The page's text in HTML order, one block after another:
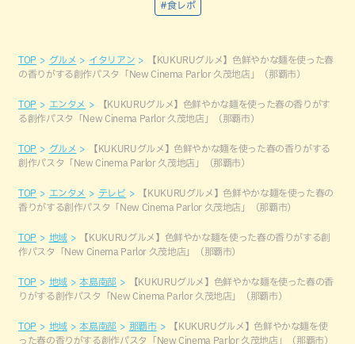
#食レポ
TOP グルメ イタリアン
【KUKURUグルメ】色鮮やかな麺を使った春
の香りがする創作パスタ「New Cinema Parlor 久茂地店」（那覇市）
TOP エンタメ
【KUKURUグルメ】色鮮やかな麺を使った春の香りがす
る創作パスタ「New Cinema Parlor 久茂地店」（那覇市）
TOP グルメ
【KUKURUグルメ】色鮮やかな麺を使った春の香りがする
創作パスタ「New Cinema Parlor 久茂地店」（那覇市）
TOP エンタメ テレビ
【KUKURUグルメ】色鮮やかな麺を使った春の
香りがする創作パスタ「New Cinema Parlor 久茂地店」（那覇市）
TOP 地域
【KUKURUグルメ】色鮮やかな麺を使った春の香りがする創
作パスタ「New Cinema Parlor 久茂地店」（那覇市）
TOP 地域 本島南部
【KUKURUグルメ】色鮮やかな麺を使った春の香
りがする創作パスタ「New Cinema Parlor 久茂地店」（那覇市）
TOP 地域 本島南部 那覇市
【KUKURUグルメ】色鮮やかな麺を使
った春の香りがする創作パスタ「New Cinema Parlor 久茂地店」（那覇市）